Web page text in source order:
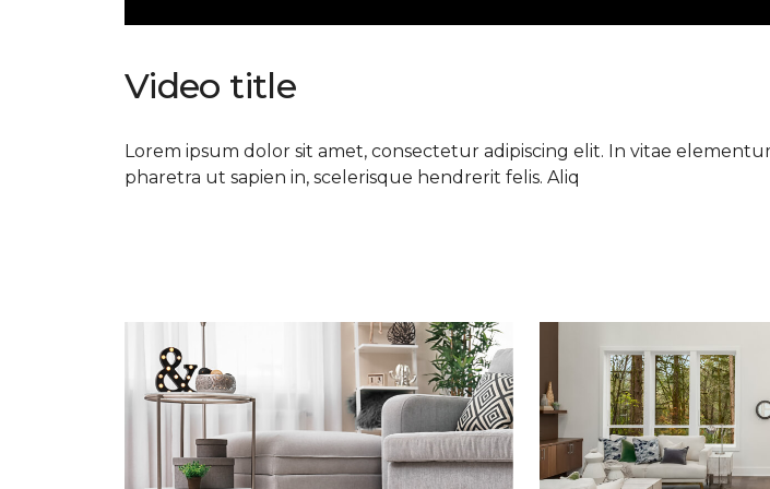
Video title
Lorem ipsum dolor sit amet, consectetur adipiscing elit. In vitae
pharetra ut sapien in, scelerisque hendrerit felis. Aliq